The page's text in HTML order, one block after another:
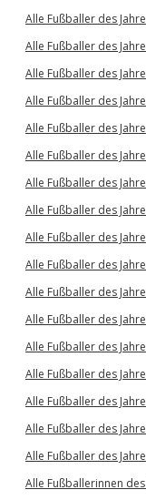
Alle Fußballer des
Alle Fußballer des
Alle Fußballer des
Alle Fußballer des
Alle Fußballer des
Alle Fußballer des
Alle Fußballer des
Alle Fußballer des
Alle Fußballer des
Alle Fußballer des
Alle Fußballer des
Alle Fußballer des
Alle Fußballer des
Alle Fußballer des
Alle Fußballer des
Alle Fußballer des
Alle Fußballer des
Alle Fußballerinnen